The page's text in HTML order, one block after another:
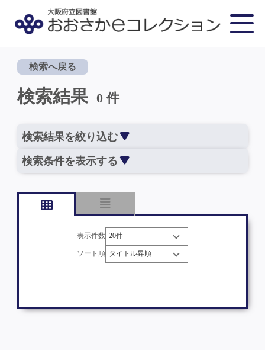
検索へ戻る
検索結果 0 件
検索結果を絞り込む
検索条件を表示する
表示件数
ソート順